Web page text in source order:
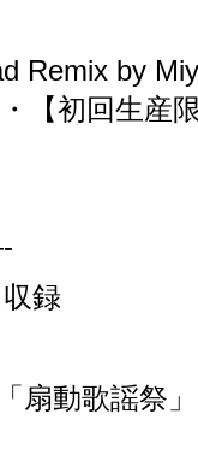
Remix by
【初回生産
録
扇動歌謡祭」